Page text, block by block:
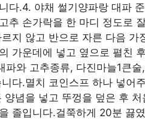
다.4. 야채 썰기양파랑 대파
추 손가락을 한 마디 정도로
지 않고 반으로 자른 다음
가운데에 넣고 옆으로 펼친
파와 고추종류, 다진마늘1큰
다.멸치 코인스프 하나 넣어
양념을 넣고 뚜껑을 덮은 후
졸입니다.걸쭉하게 20분 끓